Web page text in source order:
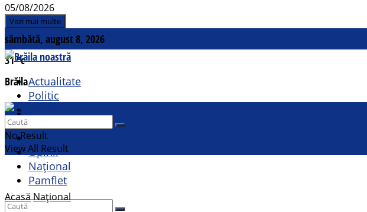
05/08/2026
Vezi mai multe
sâmbătă, august 8, 2026
31°c
Brăila
Contact
Actualitate
Politic
Cultural
Opinii
Național
Pamflet
No Result
View All Result
AcasăNațional